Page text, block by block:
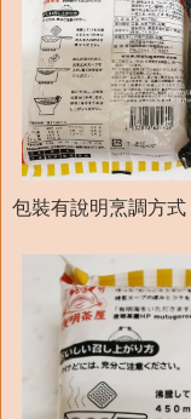
包裝有說明烹調方式